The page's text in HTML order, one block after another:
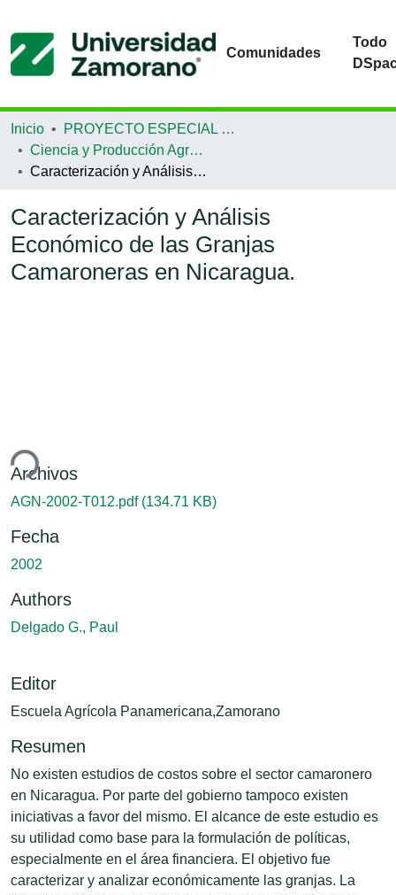
Comunidades
Todo
Inicio
PROYECTO ESPECIAL DE GRADUACIÓN
Ciencia y Producción Agropecuaria
Caracterización y Análisis Económico de las Granjas Camaroneras en Nicaragua.
Caracterización y Análisis
Económico de las Granjas
Camaroneras en Nicaragua.
Archivos
AGN-2002-T012.pdf (134.71 KB)
Fecha
2002
Authors
Delgado G., Paul
Editor
Escuela Agrícola Panamericana,Zamorano
Resumen
No existen estudios de costos sobre el sector camaronero
en Nicaragua. Por parte del gobierno tampoco existen
iniciativas a favor del mismo. El alcance de este estudio es
su utilidad como base para la formulación de políticas,
especialmente en el área financiera. El objetivo fue
caracterizar y analizar económicamente las granjas. La